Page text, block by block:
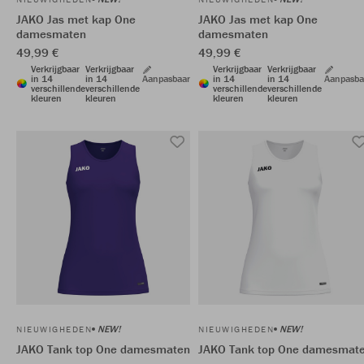
JAKO Jas met kap One
damesmaten
49,99 €
Verkrijgbaar
in 14
verschillende
kleuren
Verkrijgbaar
in 14
verschillende
kleuren
Aanpasbaar
JAKO Jas met kap One
damesmaten
49,99 €
Verkrijgbaar
in 14
verschillende
kleuren
Verkrijgbaar
in 14
verschillende
kleuren
NIEUWIGHEDEN NEW!
JAKO Tank top One damesmaten
NIEUWIGHEDEN NEW!
JAKO Tank top One